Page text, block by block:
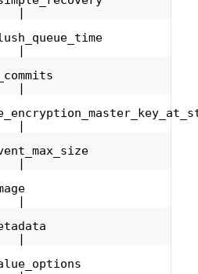
|
|
|
|
|
|